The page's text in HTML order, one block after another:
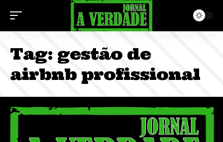
Tag: gestão de
airbnb profissional